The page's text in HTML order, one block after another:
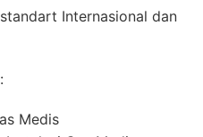
Internasional dan
Medis